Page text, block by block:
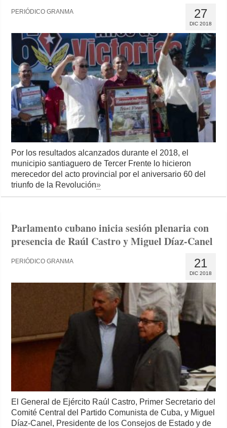
27
DIC 2018
PERIÓDICO GRANMA
Por los resultados alcanzados durante el 2018, el
municipio santiaguero de Tercer Frente lo hicieron
merecedor del acto provincial por el aniversario 60 del
triunfo de la Revolución»
Parlamento cubano inicia sesión plenaria con
presencia de Raúl Castro y Miguel Díaz-Canel
21
DIC 2018
PERIÓDICO GRANMA
El General de Ejército Raúl Castro, Primer Secretario del
Comité Central del Partido Comunista de Cuba, y Miguel
Díaz-Canel, Presidente de los Consejos de Estado y de